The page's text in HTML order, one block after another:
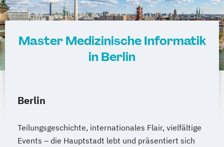
Master Medizinische Informatik
in Berlin
Berlin
Teilungsgeschichte, internationales Flair, vielfältige
Events – die Hauptstadt lebt und präsentiert sich